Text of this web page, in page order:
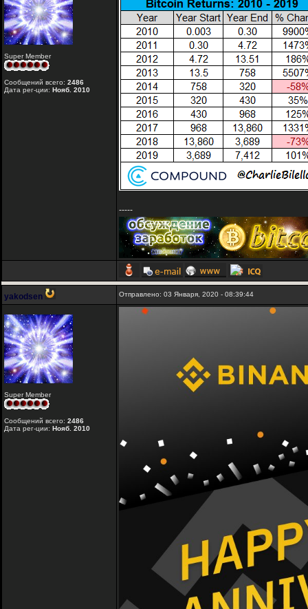
Super Member
Сообщений всего: 2486
Дата рег-ции: Нояб. 2010
-----
yakodsen Отправлено: 03 Января, 2020 - 08:39:44
Super Member
Сообщений всего: 2486
Дата рег-ции: Нояб. 2010